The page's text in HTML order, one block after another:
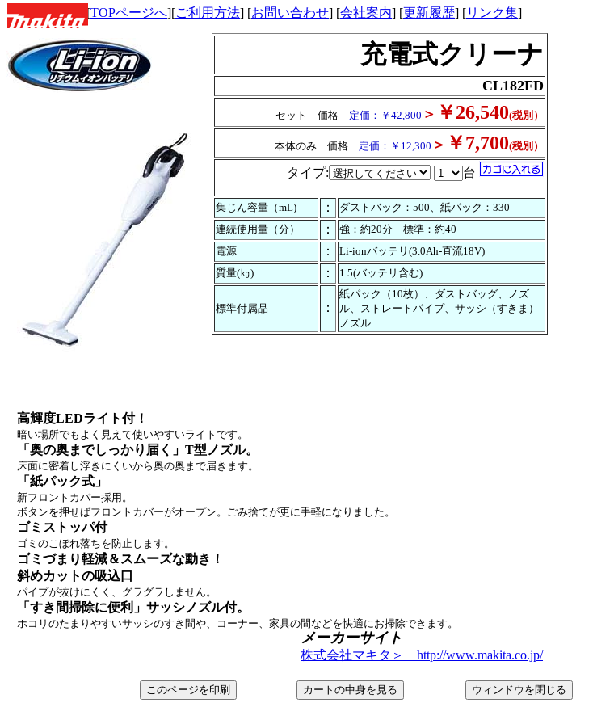
高輝度LEDライト付！
暗い場所でもよく見えて使いやすいライトです。
「奥の奥までしっかり届く」T型ノズル。
床面に密着し浮きにくいから奥の奥まで届きます。
「紙パック式」
新フロントカバー採用。
ボタンを押せばフロントカバーがオープン。ごみ捨てが更に手軽になりました。
ゴミストッパ付
ゴミのこぼれ落ちを防止します。
ゴミづまり軽減＆スムーズな動き！
斜めカットの吸込口
パイプが抜けにくく、グラグラしません。
「すき間掃除に便利」サッシノズル付。
ホコリのたまりやすいサッシのすき間や、コーナー、家具の間などを快適にお掃除できます。
メーカーサイト
株式会社マキタ＞ http://www.makita.co.jp/
充電式クリーナ
CL182FD
セット 価格 定価：￥42,800 ＞ ￥26,540(税別）
本体のみ 価格 定価：￥12,300 ＞ ￥7,700(税別）
タイプ: 台
集じん容量（mL) ：
ダストバック：500、紙パック：330
連続使用量（分）
：
強：約20分 標準：約40
電源
：
Li-ionバッテリ(3.0Ah-直流18V)
質量(㎏)
： 1.5(バッテリ含む)
標準付属品 ：
紙パック（10枚）、ダストバッグ、ノズ
ル、ストレートパイプ、サッシ（すきま）
ノズル
[TOPページへ][ご利用方法] [お問い合わせ] [会社案内] [更新履歴] [リンク集]